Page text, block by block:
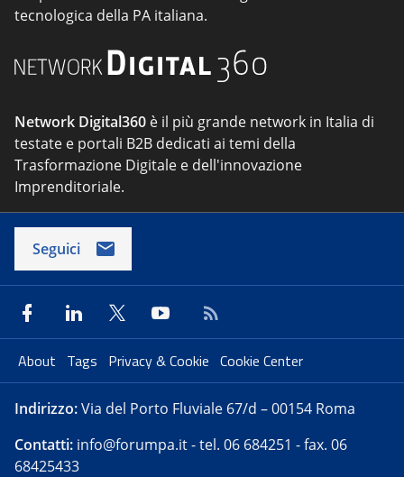
tecnologica della PA italiana.
Network Digital360 è il più grande network in Italia di
testate e portali B2B dedicati ai temi della
Trasformazione Digitale e dell'innovazione
Imprenditoriale.
Seguici
About Tags Privacy & Cookie Cookie Center
Indirizzo:Via del Porto Fluviale 67/d – 00154 Roma
Contatti: info@forumpa.it- tel. 06 684251 - fax. 06
68425433